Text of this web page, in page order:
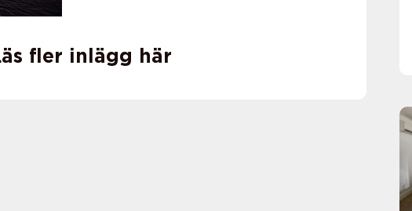
fler inlägg här